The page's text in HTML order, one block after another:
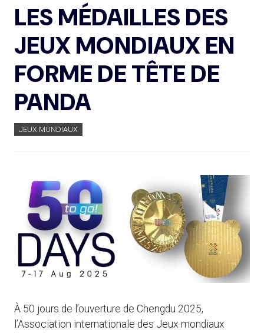
LES MÉDAILLES DES
JEUX MONDIAUX EN
FORME DE TÊTE DE
PANDA
JEUX MONDIAUX
À 50 jours de l’ouverture de Chengdu 2025,
l’Association internationale des Jeux mondiaux